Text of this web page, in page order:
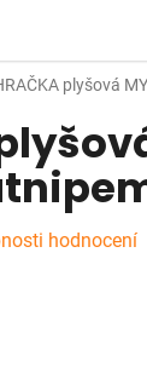
plyšová
hodnocení